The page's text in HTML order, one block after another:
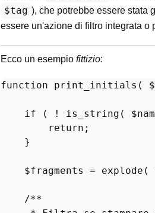
$tag ), che potrebbe essere stata
essere un'azione di filtro integrata o
Ecco un esempio fittizio:
function print_initials (
if ( ! is_string (
return ;
    }
$fragments = explode (
/**